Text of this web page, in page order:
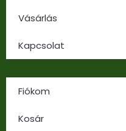
Vásárlás
Kapcsolat
Fiókom
Kosár